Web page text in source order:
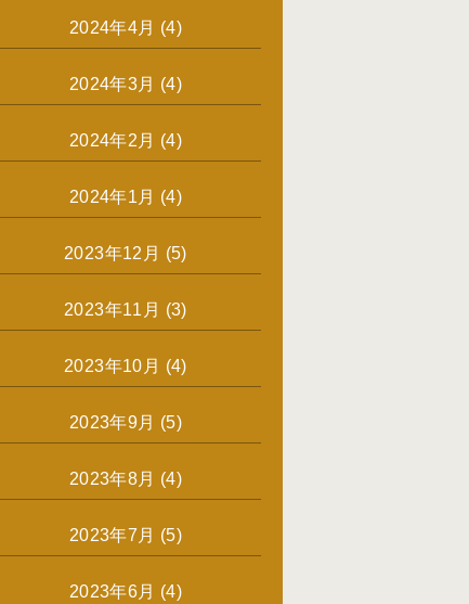
2024年4月 (4)
2024年3月 (4)
2024年2月 (4)
2024年1月 (4)
2023年12月 (5)
2023年11月 (3)
2023年10月 (4)
2023年9月 (5)
2023年8月 (4)
2023年7月 (5)
2023年6月 (4)